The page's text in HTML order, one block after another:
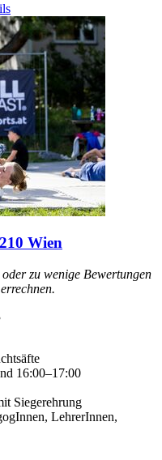
Wien
zu wenige Bewertungen
16:00–17:00
Siegerehrung
LehrerInnen,